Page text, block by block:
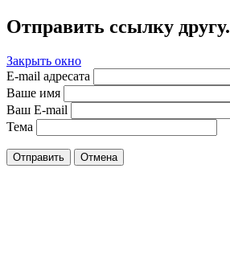
Отправить ссылку другу.
Закрыть окно
E-mail адресата
Ваше имя
Ваш E-mail
Тема
Отправить Отмена